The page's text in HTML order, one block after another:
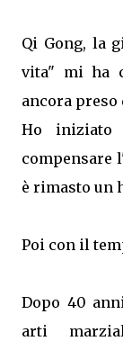
Qi Gong, la
vita" mi ha
ancora
Ho iniziato
compensare
è rimasto un
Poi con il
Dopo 40
arti